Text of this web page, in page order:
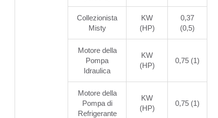
Collezionista
Misty
KW
(HP)
0,37
(0,5)
Motore della
Pompa
Idraulica
KW
(HP)
0,75 (1)
Motore della
Pompa di
Refrigerante
KW
(HP)
0,75 (1)